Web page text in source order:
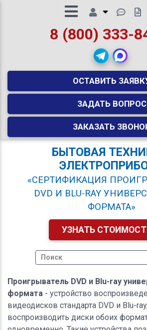
8 (800) 333-
ОСТАВИТЬ
ЗАДАТЬ ВОПРОС
ЗАКАЗАТЬ
БЫТОВАЯ
«СЕРТИФИКАЦИЯ
DVD И BLU-RAY
ФОРМАТА»
УЗНАТЬ
Проигрыватель DVD и Blu-ray
формата - устройство
видеодисков стандарта DVD и Blu-
воспроизводить диски обоих